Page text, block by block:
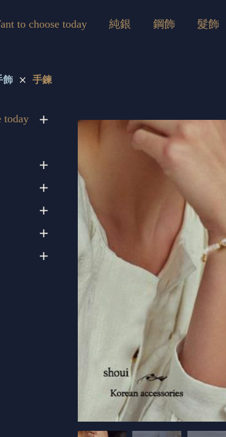
to choose today 純銀 鋼飾 髮飾
飾 手鍊
today